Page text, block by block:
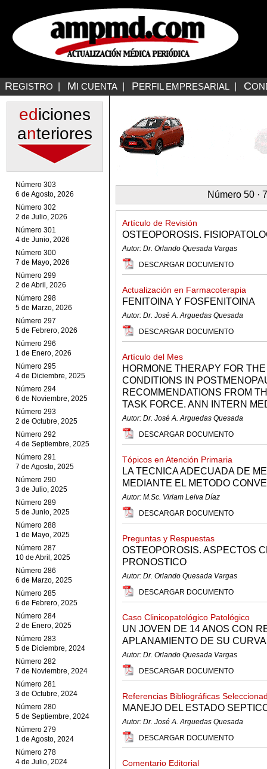
REGISTRO MI CUENTA PERFIL EMPRESARIAL C
ediciones
anteriores
Número 303
6 de Agosto, 2026
Número 302
2 de Julio, 2026
Número 301
4 de Junio, 2026
Número 300
7 de Mayo, 2026
Número 299
2 de Abril, 2026
Número 298
5 de Marzo, 2026
Número 297
5 de Febrero, 2026
Número 296
1 de Enero, 2026
Número 295
4 de Diciembre, 2025
Número 294
6 de Noviembre, 2025
Número 293
2 de Octubre, 2025
Número 292
4 de Septiembre, 2025
Número 291
7 de Agosto, 2025
Número 290
3 de Julio, 2025
Número 289
5 de Junio, 2025
Número 288
1 de Mayo, 2025
Número 287
10 de Abril, 2025
Número 286
6 de Marzo, 2025
Número 285
6 de Febrero, 2025
Número 284
2 de Enero, 2025
Número 283
5 de Diciembre, 2024
Número 282
7 de Noviembre, 2024
Número 281
3 de Octubre, 2024
Número 280
5 de Septiembre, 2024
Número 279
1 de Agosto, 2024
Número 278
4 de Julio, 2024
Número 50 ·
Artículo de Revisión
OSTEOPOROSIS.
Autor: Dr. Orlando Quesada Vargas
DESCARGAR DOCUMENTO
Actualización en Farmacoterapia
FENITOINA Y FOSFENITOINA
Autor: Dr. José A. Arguedas Quesada
DESCARGAR DOCUMENTO
Artículo del Mes
HORMONE THERAPY FOR
CONDITIONS IN
RECOMMENDATIONS FROM
TASK FORCE. ANN INTERN
Autor: Dr. José A. Arguedas Quesada
DESCARGAR DOCUMENTO
Tópicos en Atención Primaria
LA TECNICA ADECUADA DE
MEDIANTE EL METODO
Autor: M.Sc. Viriam Leiva Díaz
DESCARGAR DOCUMENTO
Preguntas y Respuestas
OSTEOPOROSIS. ASPECTOS
PRONOSTICO
Autor: Dr. Orlando Quesada Vargas
DESCARGAR DOCUMENTO
Caso Clinicopatológico Patológico
UN JOVEN DE 14 ANOS CON
APLANAMIENTO DE SU
Autor: Dr. Orlando Quesada Vargas
DESCARGAR DOCUMENTO
Referencias Bibliográficas
MANEJO DEL ESTADO
Autor: Dr. José A. Arguedas Quesada
DESCARGAR DOCUMENTO
Comentario Editorial